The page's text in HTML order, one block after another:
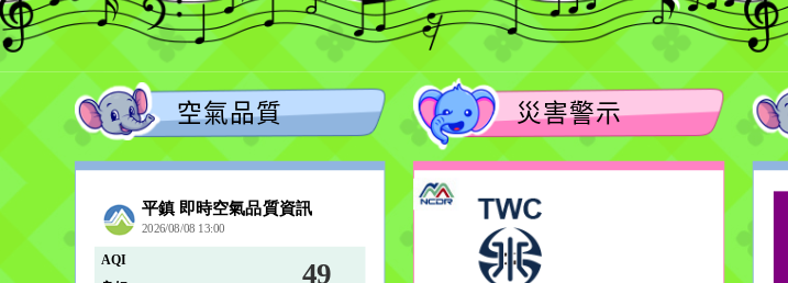
空氣品質 災害警示
作者：網路小語
在實現理想的路途中，